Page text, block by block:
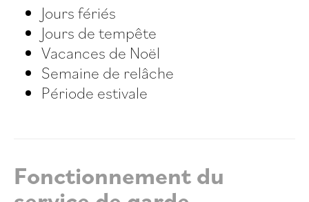
Jours fériés
Jours de tempête
Vacances de Noël
Semaine de relâche
Période estivale
Fonctionnement du